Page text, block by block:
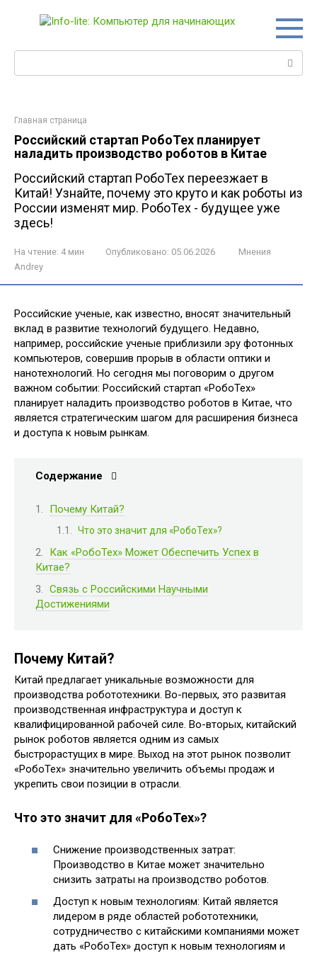
Главная страница
Российский стартап РобоТех планирует
наладить производство роботов в Китае
Российский стартап РобоТех переезжает в
Китай! Узнайте, почему это круто и как роботы из
России изменят мир. РобоТех - будущее уже
здесь!
На чтение: 4 мин Опубликовано: 05.06.2026
Мнения
Andrey
Российские ученые, как известно, вносят значительный
вклад в развитие технологий будущего. Недавно,
например, российские ученые приблизили эру фотонных
компьютеров, совершив прорыв в области оптики и
нанотехнологий. Но сегодня мы поговорим о другом
важном событии: Российский стартап «РобоТех»
планирует наладить производство роботов в Китае, что
является стратегическим шагом для расширения бизнеса
и доступа к новым рынкам.
Содержание
Почему Китай?
Что это значит для «РобоТех»?
Как «РобоТех» Может Обеспечить Успех в
Китае?
Связь с Российскими Научными
Достижениями
Почему Китай?
Китай предлагает уникальные возможности для
производства робототехники. Во-первых, это развитая
производственная инфраструктура и доступ к
квалифицированной рабочей силе. Во-вторых, китайский
рынок роботов является одним из самых
быстрорастущих в мире. Выход на этот рынок позволит
«РобоТех» значительно увеличить объемы продаж и
укрепить свои позиции в отрасли.
Что это значит для «РобоТех»?
Снижение производственных затрат:
Производство в Китае может значительно
снизить затраты на производство роботов.
Доступ к новым технологиям: Китай является
лидером в ряде областей робототехники,
сотрудничество с китайскими компаниями может
дать «РобоТех» доступ к новым технологиям и